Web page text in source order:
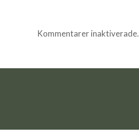
Kommentarer inaktiverade.